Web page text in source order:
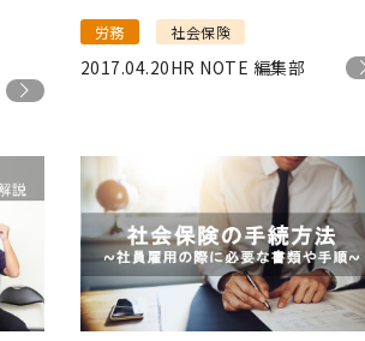
労務 社会保険
2017.04.20HR NOTE 編集部